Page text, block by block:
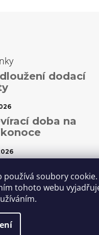
používá soubory
tohoto webu
dodací
doba na
nastavení cookies